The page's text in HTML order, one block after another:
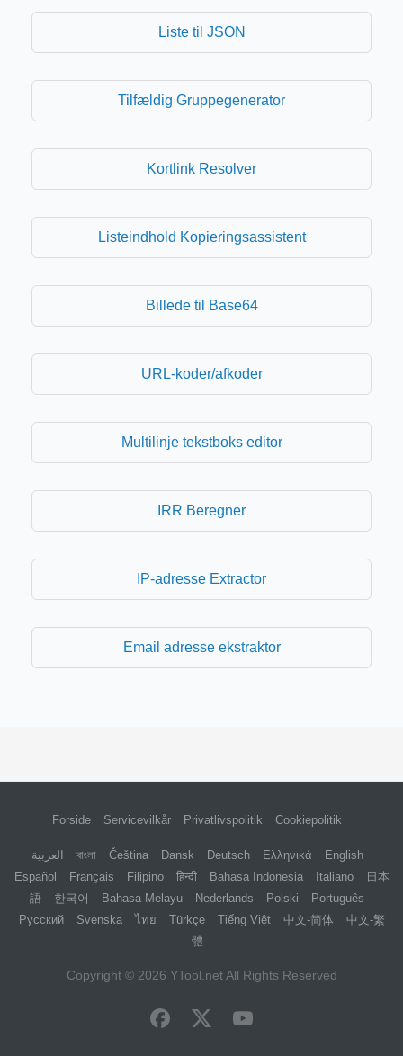
Liste til JSON
Tilfældig Gruppegenerator
Kortlink Resolver
Listeindhold Kopieringsassistent
Billede til Base64
URL-koder/afkoder
Multilinje tekstboks editor
IRR Beregner
IP-adresse Extractor
Email adresse ekstraktor
Forside Servicevilkår Privatlivspolitik Cookiepolitik
العربية বাংলা Čeština Dansk Deutsch Ελληνικά
English
Español
Français Filipino हिन्दी Bahasa Indonesia Italiano
日本
語
한국어 Bahasa Melayu Nederlands Polski
Português
Русский
Svenska ไทย Türkçe Tiếng Việt 中文-简体
中文-繁
體
Copyright © 2026 YTool.netAll Rights Reserved